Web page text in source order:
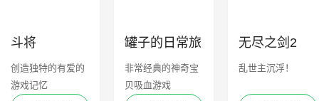
斗将
创造独特的有爱的
游戏记忆
罐子的日常旅
行
非常经典的神奇宝
贝吸血游戏
无尽之剑2
乱世主沉浮！